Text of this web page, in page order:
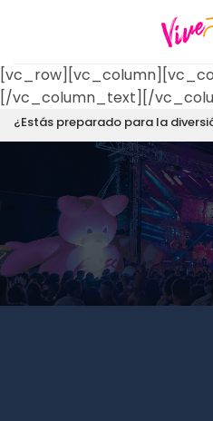
[/vc_column_text][/
¿Estás preparado para la